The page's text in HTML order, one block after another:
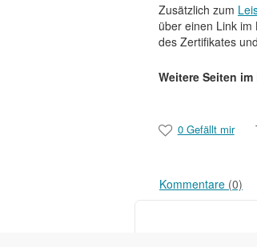
Zusätzlich zum
über einen Link
des Zertifikates
Weitere Seiten im
0 Gefällt mir
Kommentare (0)